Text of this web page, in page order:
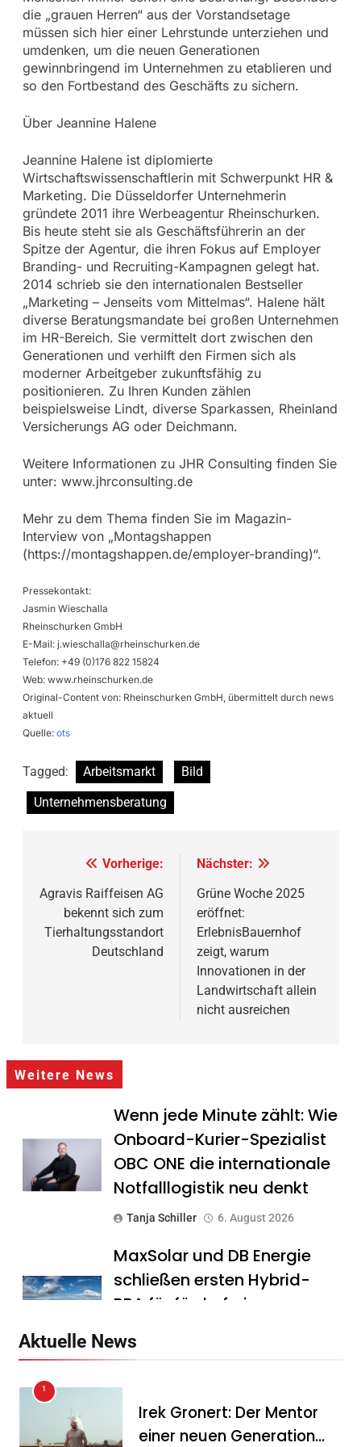
die „grauen Herren“ aus der Vorstandsetage
müssen sich hier einer Lehrstunde unterziehen und
umdenken, um die neuen Generationen
gewinnbringend im Unternehmen zu etablieren und
so den Fortbestand des Geschäfts zu sichern.
Über Jeannine Halene
Jeannine Halene ist diplomierte
Wirtschaftswissenschaftlerin mit Schwerpunkt HR &
Marketing. Die Düsseldorfer Unternehmerin
gründete 2011 ihre Werbeagentur Rheinschurken.
Bis heute steht sie als Geschäftsführerin an der
Spitze der Agentur, die ihren Fokus auf Employer
Branding- und Recruiting-Kampagnen gelegt hat.
2014 schrieb sie den internationalen Bestseller
„Marketing – Jenseits vom Mittelmas“. Halene hält
diverse Beratungsmandate bei großen Unternehmen
im HR-Bereich. Sie vermittelt dort zwischen den
Generationen und verhilft den Firmen sich als
moderner Arbeitgeber zukunftsfähig zu
positionieren. Zu Ihren Kunden zählen
beispielsweise Lindt, diverse Sparkassen, Rheinland
Versicherungs AG oder Deichmann.
Weitere Informationen zu JHR Consulting finden Sie
unter: www.jhrconsulting.de
Mehr zu dem Thema finden Sie im Magazin-
Interview von „Montagshappen
(https://montagshappen.de/employer-branding)“.
Pressekontakt:
Jasmin Wieschalla
Rheinschurken GmbH
E-Mail: j.wieschalla@rheinschurken.de
Telefon: +49 (0)176 822 15824
Web: www.rheinschurken.de
Original-Content von: Rheinschurken GmbH, übermittelt durch news
aktuell
Quelle: ots
Tagged: Arbeitsmarkt
Bild
Unternehmensberatung
Beitragsnavigation
Vorherige:
Agravis Raiffeisen AG
bekennt sich zum
Tierhaltungsstandort
Deutschland
Nächster:
Grüne Woche 2025
eröffnet:
ErlebnisBauernhof
zeigt, warum
Innovationen in der
Landwirtschaft allein
nicht ausreichen
Weitere News
Wenn jede Minute zählt: Wie
Onboard-Kurier-Spezialist
OBC ONE die internationale
Notfalllogistik neu denkt
Tanja Schiller 6. August 2026
MaxSolar und DB Energie
schließen ersten Hybrid-
PPA für förderfreie
Tanja Schiller
Geschäftsverlauf im
Aktuelle News
1
Irek Gronert: Der Mentor
einer neuen Generation